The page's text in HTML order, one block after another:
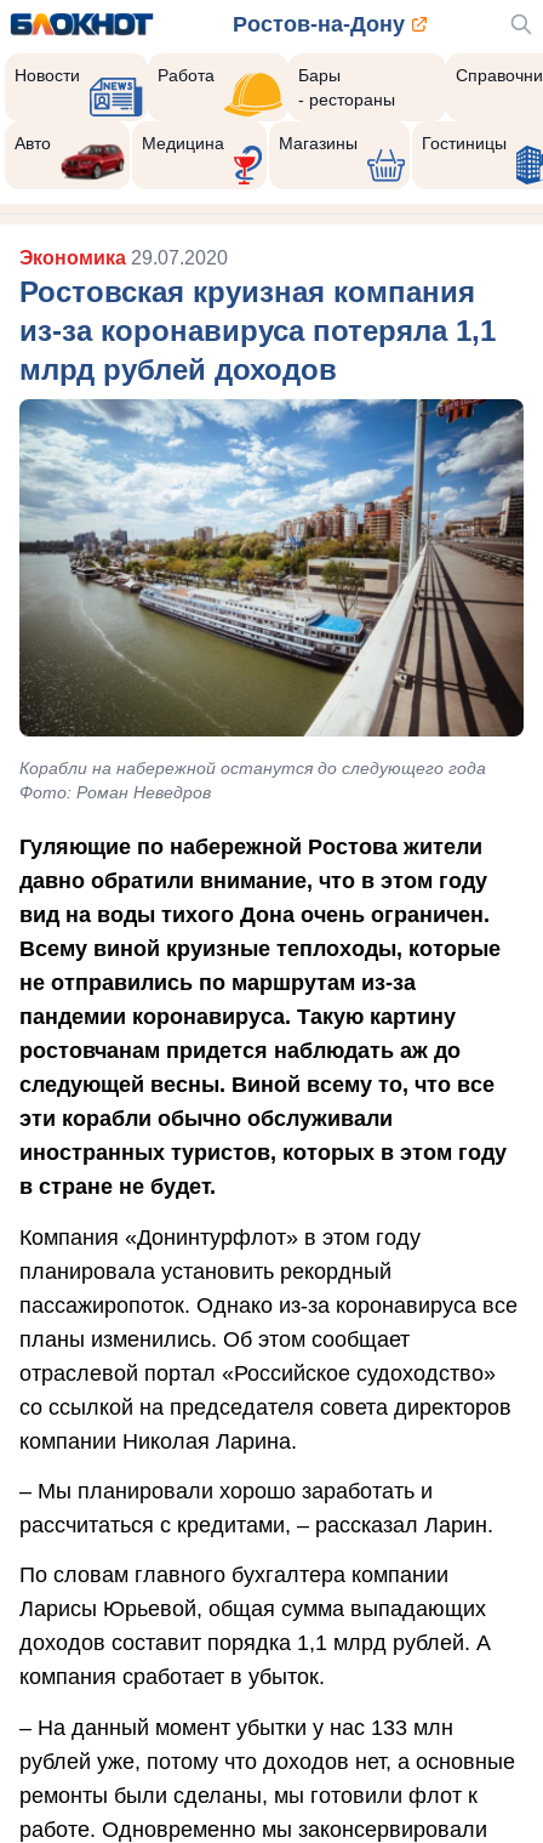
Ростов-на-Дону
Новости Работа
Бары
- рестораны
Авто Медицина Магазины Гостиницы
Экономика 29.07.2020
Ростовская круизная компания
из-за коронавируса потеряла 1,1
млрд рублей доходов
Корабли на набережной останутся до следующего года
Фото: Роман Неведров
Гуляющие по набережной Ростова жители
давно обратили внимание, что в этом году
вид на воды тихого Дона очень ограничен.
Всему виной круизные теплоходы, которые
не отправились по маршрутам из-за
пандемии коронавируса. Такую картину
ростовчанам придется наблюдать аж до
следующей весны. Виной всему то, что все
эти корабли обычно обслуживали
иностранных туристов, которых в этом году
в стране не будет.
Компания «Донинтурфлот» в этом году
планировала установить рекордный
пассажиропоток. Однако из-за коронавируса все
планы изменились. Об этом сообщает
отраслевой портал «Российское судоходство»
со ссылкой на председателя совета директоров
компании Николая Ларина.
– Мы планировали хорошо заработать и
рассчитаться с кредитами, – рассказал Ларин.
По словам главного бухгалтера компании
Ларисы Юрьевой, общая сумма выпадающих
доходов составит порядка 1,1 млрд рублей. А
компания сработает в убыток.
– На данный момент убытки у нас 133 млн
рублей уже, потому что доходов нет, а основные
ремонты были сделаны, мы готовили флот к
работе. Одновременно мы законсервировали